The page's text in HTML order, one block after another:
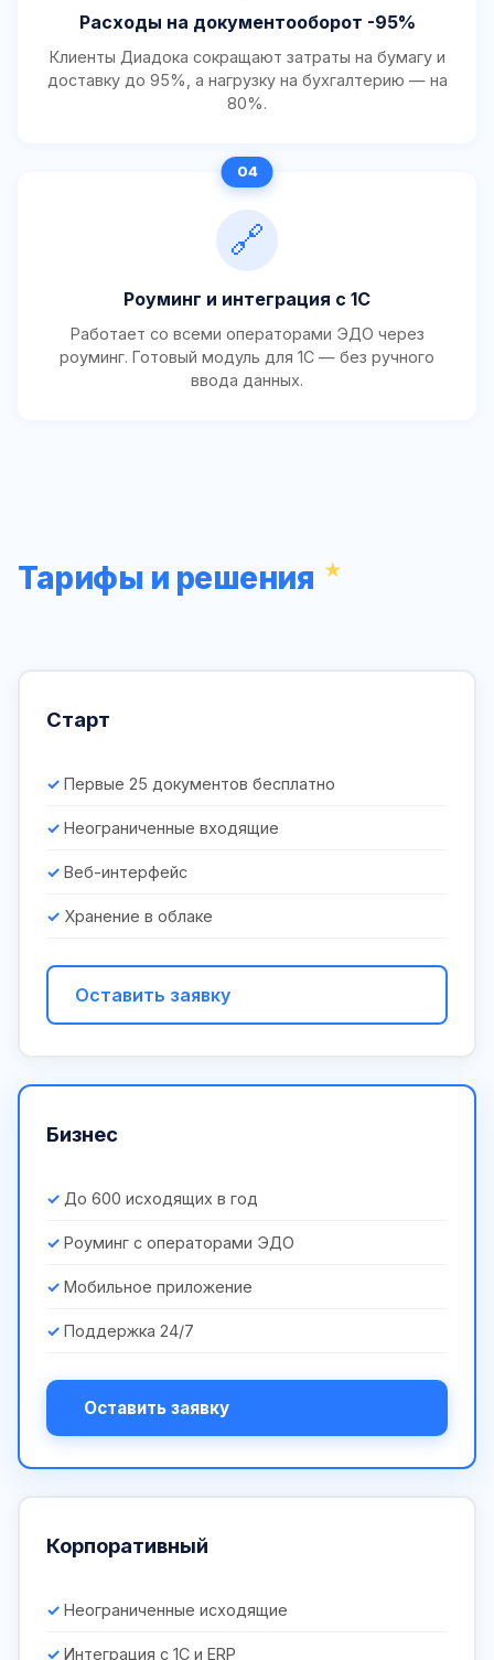
Расходы на документооборот -95%
Клиенты Диадока сокращают затраты на бумагу и
доставку до 95%, а нагрузку на бухгалтерию — на
80%.
🔗
Роуминг и интеграция с 1С
Работает со всеми операторами ЭДО через
роуминг. Готовый модуль для 1С — без ручного
ввода данных.
Тарифы и решения
Старт
Первые 25 документов бесплатно
Неограниченные входящие
Веб-интерфейс
Хранение в облаке
Оставить заявку
Бизнес
До 600 исходящих в год
Роуминг с операторами ЭДО
Мобильное приложение
Поддержка 24/7
Оставить заявку
Корпоративный
Неограниченные исходящие
Интеграция с 1С и ERP